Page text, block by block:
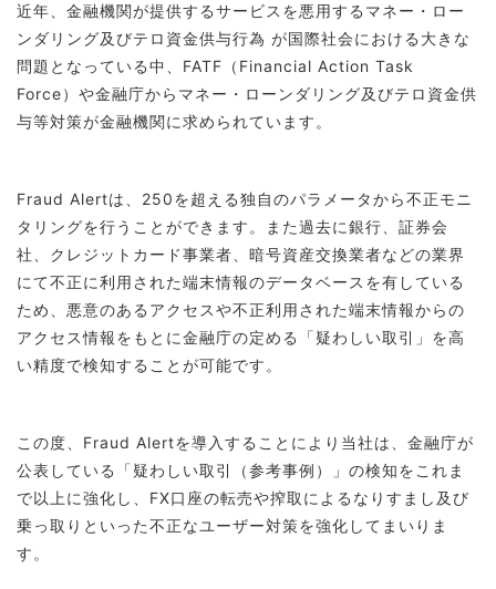
近年、金融機関が提供するサービスを悪用するマネー・ロー
ンダリング及びテロ資金供与行為 が国際社会における大きな
問題となっている中、FATF（Financial Action Task
Force）や金融庁からマネー・ローンダリング及びテロ資金供
与等対策が金融機関に求められています。
Fraud Alertは、250を超える独自のパラメータから不正モニ
タリングを行うことができます。また過去に銀行、証券会
社、クレジットカード事業者、暗号資産交換業者などの業界
にて不正に利用された端末情報のデータベースを有している
ため、悪意のあるアクセスや不正利用された端末情報からの
アクセス情報をもとに金融庁の定める「疑わしい取引」を高
い精度で検知することが可能です。
この度、Fraud Alertを導入することにより当社は、金融庁が
公表している「疑わしい取引（参考事例）」の検知をこれま
で以上に強化し、FX口座の転売や搾取によるなりすまし及び
乗っ取りといった不正なユーザー対策を強化してまいりま
す。